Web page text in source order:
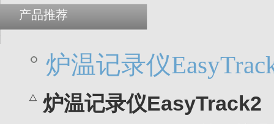
产品推荐
炉温记录仪
炉温记录仪EasyTrack2